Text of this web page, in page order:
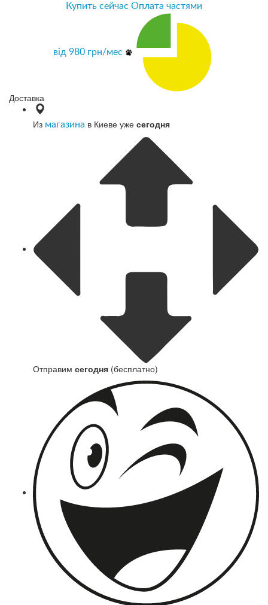
Купить сейчас Оплата частями
від 980 грн/мес
Доставка
Из магазина в Киеве уже сегодня
Отправим сегодня (бесплатно)